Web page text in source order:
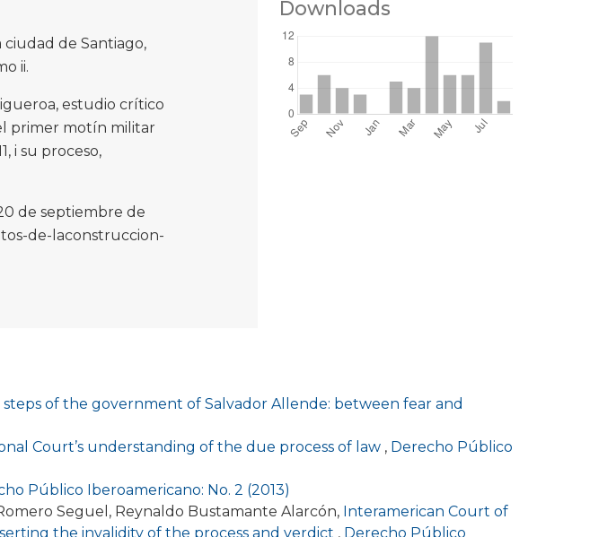
Downloads
ciudad de Santiago,
ii.
estudio crítico
primer motín militar
i su proceso,
de septiembre de
de-laconstruccion-
of the government of Salvador Allende: between fear and
Court’s understanding of the due process of law , Derecho Público
Público Iberoamericano: No. 2 (2013)
Seguel, Reynaldo Bustamante Alarcón, Interamerican Court of
the invalidity of the process and verdict , Derecho Público